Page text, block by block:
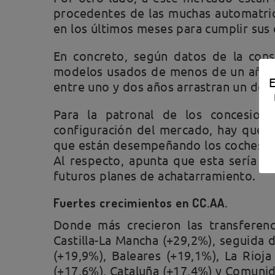
procedentes de las muchas
en los últimos meses para cumplir
En concreto, según datos de la
modelos usados de menos de un
entre uno y dos años arrastran un
Para la patronal de los
configuración del mercado, hay que
que están desempeñando los coches
Al respecto, apunta que esta sería
futuros planes de achatarramiento.
Fuertes crecimientos en CC.AA.
Donde más crecieron las
Castilla-La Mancha (+29,2%), seguida
(+19,9%), Baleares (+19,1%), La
(+17,6%), Cataluña (+17,4%) y